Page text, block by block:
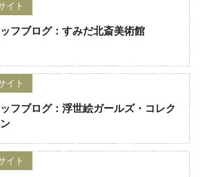
イト
フブログ：すみだ北斎美術館
イト
フブログ：浮世絵ガールズ・コレク
イト